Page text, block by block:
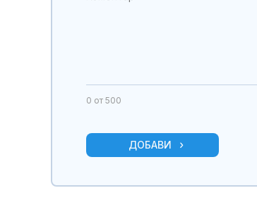
0 от 500
ДОБАВИ